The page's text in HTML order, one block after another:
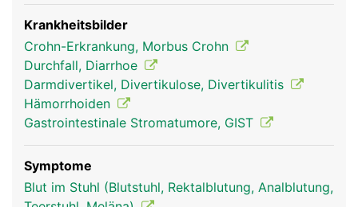
frau
mann
Krankheitsbilder
Crohn-Erkrankung, Morbus Crohn
Durchfall, Diarrhoe
Darmdivertikel, Divertikulose, Divertikulitis
Hämorrhoiden
Gastrointestinale Stromatumore, GIST
Symptome
Blut im Stuhl (Blutstuhl, Rektalblutung, Analblutung,